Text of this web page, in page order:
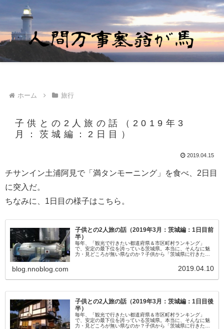
ホーム 旅行
子供との2人旅の話（2019年3
月：茨城編：2日目）
2019.04.15
チサンイン土浦阿見で「満タンモーニング」を食べ、2日目
に突入だ。
ちなみに、1日目の様子はこちら。
子供との2人旅の話（2019年3月：茨城編：1日目前
半）
毎年、「観光で行きたい都道府県＆市区町村ランキング」
で、安定の最下位を誇っている茨城県。本当に、そんなに魅
力・見どころが無い県なのか？子供から「茨城県に行きた
blog.nnoblog.com 2019.04.10
子供との2人旅の話（2019年3月：茨城編：1日目後
半）
毎年、「観光で行きたい都道府県＆市区町村ランキング」
で、安定の最下位を誇っている茨城県。本当に、そんなに魅
力・見どころが無い県なのか？子供から「茨城県に行きた